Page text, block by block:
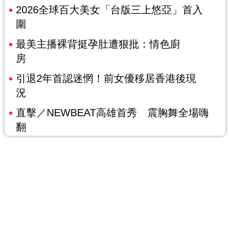
2026全球百大美女「台版三上悠亞」首入
圍
最美主播裸背挺孕肚遭狠批：情色廚
房
引退2年首認迷惘！前女優移居香港後現
況
直擊／NEWBEAT高雄首秀 震胸舞全場嗨
翻